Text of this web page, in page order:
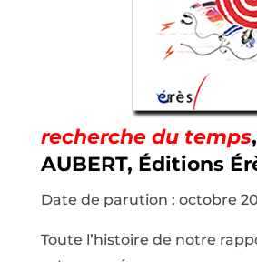
recherche du temps
AUBERT, Éditions
Date de parution : octobre
Toute l’histoire de notre